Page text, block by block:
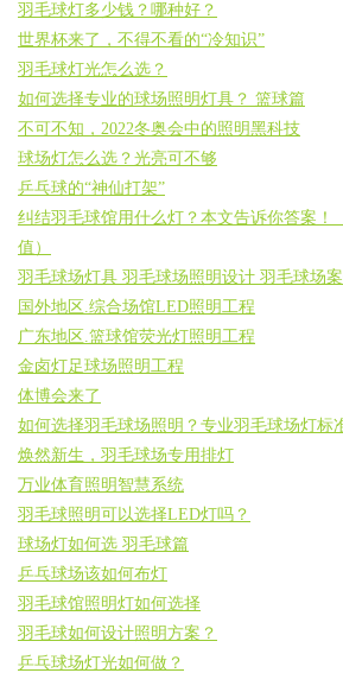
羽毛球灯多少钱？哪种好？
世界杯来了，不得不看的“冷知识”
羽毛球灯光怎么选？
如何选择专业的球场照明灯具？ 篮球篇
不可不知，2022冬奥会中的照明黑科技
球场灯怎么选？光亮可不够
乒乓球的“神仙打架”
纠结羽毛球馆用什么灯？本文告诉你答案！
值）
羽毛球场灯具 羽毛球场照明设计 羽毛球场
国外地区.综合场馆LED照明工程
广东地区.篮球馆荧光灯照明工程
金卤灯足球场照明工程
体博会来了
如何选择羽毛球场照明？专业羽毛球场灯标
焕然新生，羽毛球场专用排灯
万业体育照明智慧系统
羽毛球照明可以选择LED灯吗？
球场灯如何选 羽毛球篇
乒乓球场该如何布灯
羽毛球馆照明灯如何选择
羽毛球如何设计照明方案？
乒乓球场灯光如何做？